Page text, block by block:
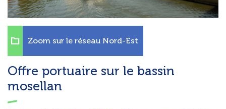
Offre portuaire sur le bassin
mosellan
Zoom sur le réseau Nord-Est